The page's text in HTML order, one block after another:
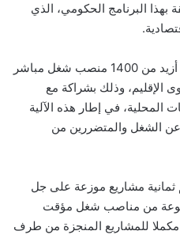
بهذا البرنامج الحكومي، الذي
وتهدف هذه الاتفاقيات إلى إحداث أزيد من 1400 منصب شغل مباشر
على مستوى الإقليم، وذلك بشراكة مع
المحلية، في إطار هذه الآلية
عن الشغل والمتضررين من
ثمانية مشاريع موزعة على جل
من مناصب شغل مؤقت
للمشاريع المنجزة من طرف